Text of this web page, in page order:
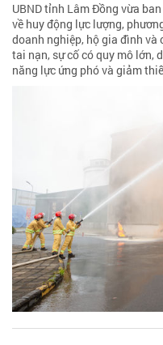
UBND tỉnh Lâm Đồng vừa
về huy động lực lượng,
doanh nghiệp, hộ gia đình và
tai nạn, sự cố có quy mô lớn,
năng lực ứng phó và giảm